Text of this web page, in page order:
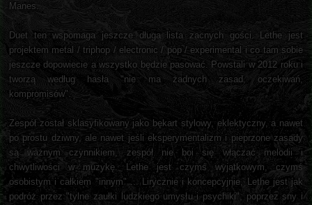
Manes.
Duet ten wspomaga jeszcze długa lista zacnych gości. Lethe jest
projektem metal / triphop / electronic / pop / experimental i co tam sobie
jeszcze dopowiecie a wszystko będzie pasować. Powstali w 2012 roku i
tworzą według hasła "nie ma żadnych zasad, oczekiwań,
kompromisów".
Zespół został sklasyfikowany jako bękart stylowy, eklektyczny, a nawet
po prostu dziwny, ale nawet jeśli eksperymentalizm i pieprzone zasady
są ważnym czynnikiem, zespół nie boi się włączać melodii i
chwytliwości w muzykę. Lethe jest czymś wyjątkowym, czymś
osobistym i całkiem "innym" ... Lirycznie i koncepcyjnie, Lethe jest jak
podróż przez "tylne zaułki ludzkiego umysłu i psychiki", poprzez sny i